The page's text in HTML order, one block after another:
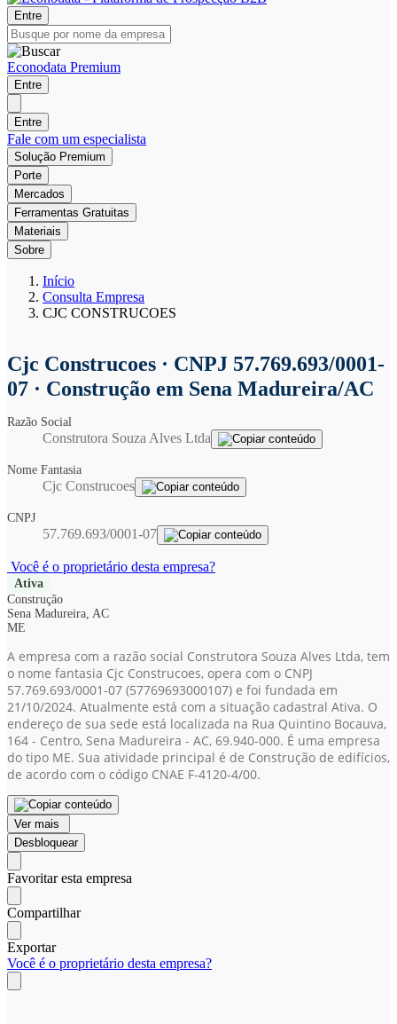
Entre
Econodata Premium
Entre
Entre
Fale com um especialista
Solução Premium
Porte
Mercados
Ferramentas Gratuitas
Materiais
Sobre
Início
Consulta Empresa
CJC CONSTRUCOES
Cjc Construcoes · CNPJ 57.769.693/0001-
07 · Construção em Sena Madureira/AC
Razão Social
Construtora Souza Alves Ltda
Nome Fantasia
Cjc Construcoes
CNPJ
57.769.693/0001-07
Você é o proprietário desta empresa?
Ativa
Construção
Sena Madureira, AC
ME
A empresa com a razão social Construtora Souza Alves Ltda, tem
o nome fantasia Cjc Construcoes, opera com o CNPJ
57.769.693/0001-07 (57769693000107) e foi fundada em
21/10/2024. Atualmente está com a situação cadastral Ativa. O
endereço de sua sede está localizada na Rua Quintino Bocauva,
164 - Centro, Sena Madureira - AC, 69.940-000. É uma empresa
do tipo ME. Sua atividade principal é de Construção de edifícios,
de acordo com o código CNAE F-4120-4/00.
Ver mais
Desbloquear
Favoritar esta empresa
Compartilhar
Exportar
Você é o proprietário desta empresa?